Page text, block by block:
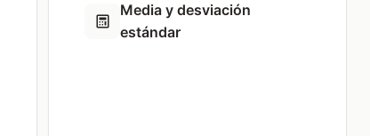
Media y desviación
estándar